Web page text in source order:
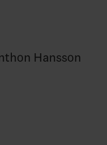
Hansson